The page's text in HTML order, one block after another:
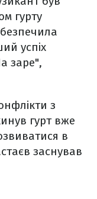
гурту
успіх
заре",
з
гурт вже
в
заснував